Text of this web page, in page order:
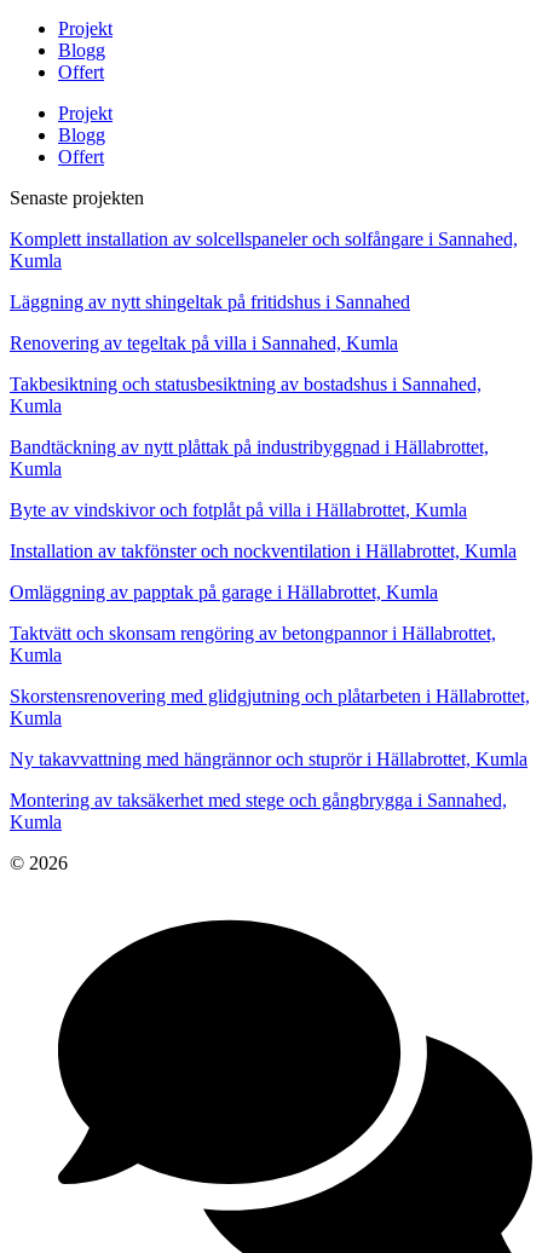
Projekt
Blogg
Offert
Projekt
Blogg
Offert
Senaste projekten
Komplett installation av solcellspaneler och solfångare i Sannahed,
Kumla
Läggning av nytt shingeltak på fritidshus i Sannahed
Renovering av tegeltak på villa i Sannahed, Kumla
Takbesiktning och statusbesiktning av bostadshus i Sannahed,
Kumla
Bandtäckning av nytt plåttak på industribyggnad i Hällabrottet,
Kumla
Byte av vindskivor och fotplåt på villa i Hällabrottet, Kumla
Installation av takfönster och nockventilation i Hällabrottet, Kumla
Omläggning av papptak på garage i Hällabrottet, Kumla
Taktvätt och skonsam rengöring av betongpannor i Hällabrottet,
Kumla
Skorstensrenovering med glidgjutning och plåtarbeten i Hällabrottet,
Kumla
Ny takavvattning med hängrännor och stuprör i Hällabrottet, Kumla
Montering av taksäkerhet med stege och gångbrygga i Sannahed,
Kumla
© 2026